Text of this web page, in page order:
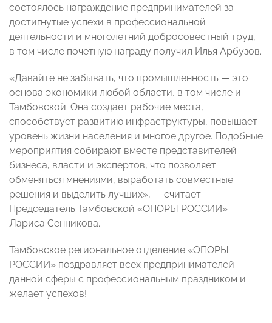
состоялось награждение предпринимателей за
достигнутые успехи в профессиональной
деятельности и многолетний добросовестный труд,
в том числе почетную награду получил Илья Арбузов.
«Давайте не забывать, что промышленность — это
основа экономики любой области, в том числе и
Тамбовской. Она создает рабочие места,
способствует развитию инфраструктуры, повышает
уровень жизни населения и многое другое. Подобные
мероприятия собирают вместе представителей
бизнеса, власти и экспертов, что позволяет
обменяться мнениями, выработать совместные
решения и выделить лучших», — считает
Председатель Тамбовской «ОПОРЫ РОССИИ»
Лариса Сенникова.
Тамбовское региональное отделение «ОПОРЫ
РОССИИ» поздравляет всех предпринимателей
данной сферы с профессиональным праздником и
желает успехов!